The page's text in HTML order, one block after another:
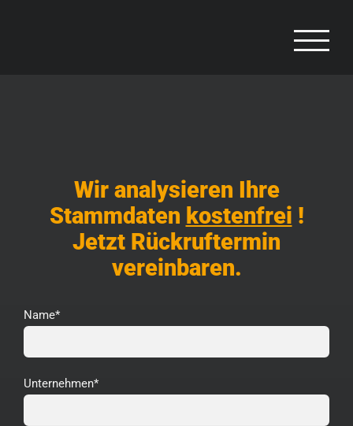
Wir analysieren Ihre
Stammdaten kostenfrei !
Jetzt Rückruftermin
vereinbaren.
Name*
Unternehmen*